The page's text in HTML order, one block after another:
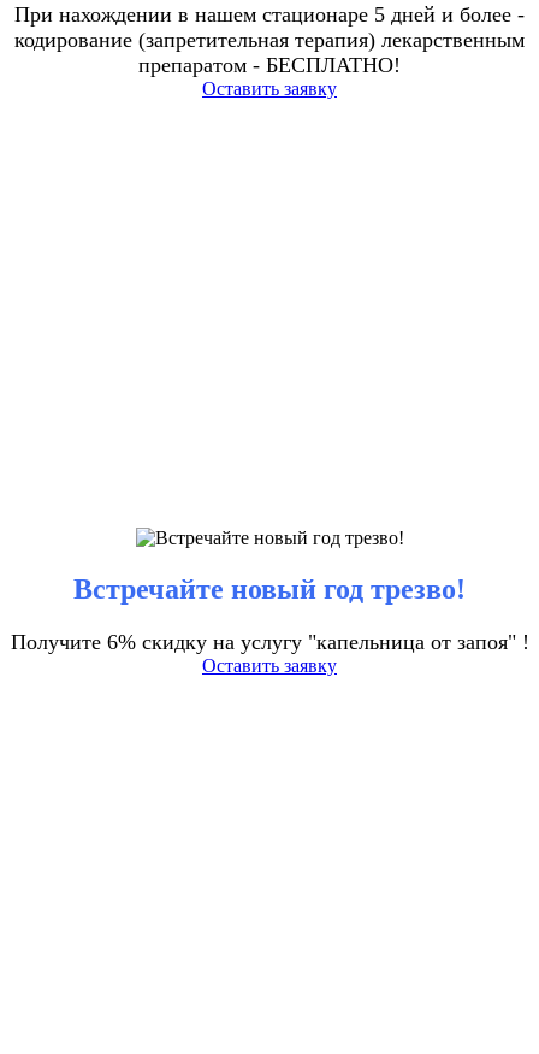
При нахождении в нашем стационаре 5 дней и более -
кодирование (запретительная терапия) лекарственным
препаратом - БЕСПЛАТНО!
Оставить заявку
Встречайте новый год трезво!
Получите 6% скидку на услугу "капельница от запоя" !
Оставить заявку